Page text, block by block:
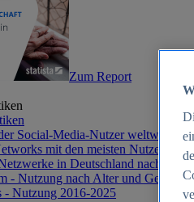
Zum Report
Social-Media-Nutzer weltweit
mit den meisten Nutzern
in Deutschland nach
- Nutzung nach Alter und
- Nutzung 2016-2025